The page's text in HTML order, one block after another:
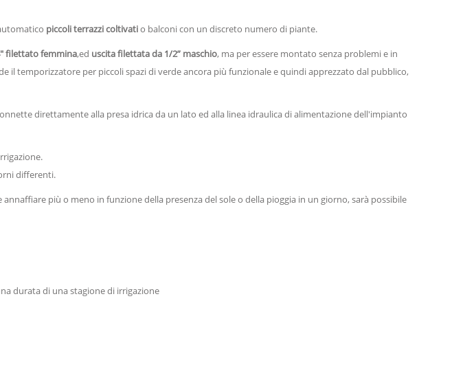
piccoli terrazzi coltivatio balconi con un discreto numero di piante.
filettato femmina,ed uscita filettata da 1/2” maschio, ma per essere montato senza problemi e in
temporizzatore per piccoli spazi di verde ancora più funzionale e quindi apprezzato dal pubblico,
direttamente alla presa idrica da un lato ed alla linea idraulica di alimentazione dell'impianto
differenti.
più o meno in funzione della presenza del sole o della pioggia in un giorno, sarà possibile
durata di una stagione di irrigazione